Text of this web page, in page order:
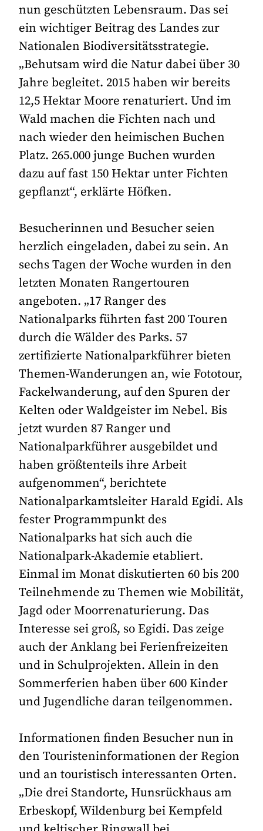
nun geschützten Lebensraum. Das sei
ein wichtiger Beitrag des Landes zur
Nationalen Biodiversitätsstrategie.
„Behutsam wird die Natur dabei über 30
Jahre begleitet. 2015 haben wir bereits
12,5 Hektar Moore renaturiert. Und im
Wald machen die Fichten nach und
nach wieder den heimischen Buchen
Platz. 265.000 junge Buchen wurden
dazu auf fast 150 Hektar unter Fichten
gepflanzt“, erklärte Höfken.
Besucherinnen und Besucher seien
herzlich eingeladen, dabei zu sein. An
sechs Tagen der Woche wurden in den
letzten Monaten Rangertouren
angeboten. „17 Ranger des
Nationalparks führten fast 200 Touren
durch die Wälder des Parks. 57
zertifizierte Nationalparkführer bieten
Themen-Wanderungen an, wie Fototour,
Fackelwanderung, auf den Spuren der
Kelten oder Waldgeister im Nebel. Bis
jetzt wurden 87 Ranger und
Nationalparkführer ausgebildet und
haben größtenteils ihre Arbeit
aufgenommen“, berichtete
Nationalparkamtsleiter Harald Egidi. Als
fester Programmpunkt des
Nationalparks hat sich auch die
Nationalpark-Akademie etabliert.
Einmal im Monat diskutierten 60 bis 200
Teilnehmende zu Themen wie Mobilität,
Jagd oder Moorrenaturierung. Das
Interesse sei groß, so Egidi. Das zeige
auch der Anklang bei Ferienfreizeiten
und in Schulprojekten. Allein in den
Sommerferien haben über 600 Kinder
und Jugendliche daran teilgenommen.
Informationen finden Besucher nun in
den Touristeninformationen der Region
und an touristisch interessanten Orten.
„Die drei Standorte, Hunsrückhaus am
Erbeskopf, Wildenburg bei Kempfeld